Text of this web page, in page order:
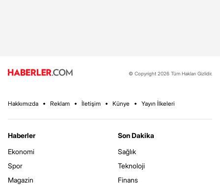
© Copyright 2026 Tüm Hakları Gizlidir.
Hakkımızda Reklam İletişim Künye Yayın İlkeleri
Haberler
Ekonomi
Spor
Magazin
Son Dakika
Sağlık
Teknoloji
Finans